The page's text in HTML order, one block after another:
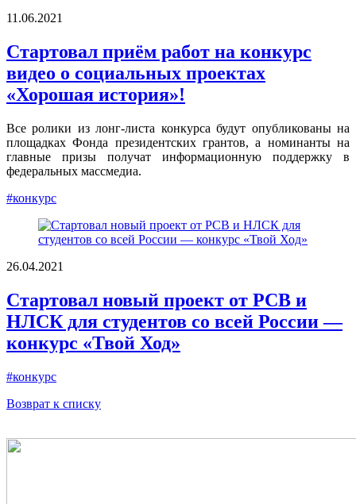
11.06.2021
Стартовал приём работ на конкурс
видео о социальных проектах
«Хорошая история»!
Все ролики из лонг-листа конкурса будут опубликованы на
площадках Фонда президентских грантов, а номинанты на
главные призы получат информационную поддержку в
федеральных массмедиа.
#конкурс
26.04.2021
Стартовал новый проект от РСВ и
НЛСК для студентов со всей России —
конкурс «Твой Ход»
#конкурс
Возврат к списку